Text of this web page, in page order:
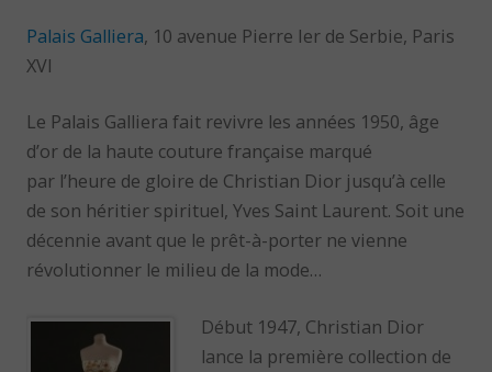
Palais Galliera, 10 avenue Pierre Ier de Serbie, Paris
XVI
Le Palais Galliera fait revivre les années 1950, âge
d’or de la haute couture française marqué
par l’heure de gloire de Christian Dior jusqu’à celle
de son héritier spirituel, Yves Saint Laurent. Soit une
décennie avant que le prêt-à-porter ne vienne
révolutionner le milieu de la mode…
Début 1947, Christian Dior
lance la première collection de